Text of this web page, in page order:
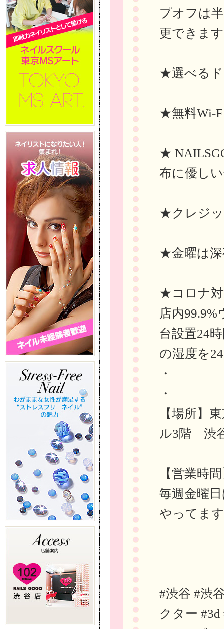
プオフは
更できま
★選べるド
★無料Wi-
★
布に優し
★クレジ
★金曜は深
★コロナ
店内
台設置24
の湿度を
・
・
【場所】
ル3階 渋
【営業時
毎週金曜
やってま
#渋谷 #渋
クター